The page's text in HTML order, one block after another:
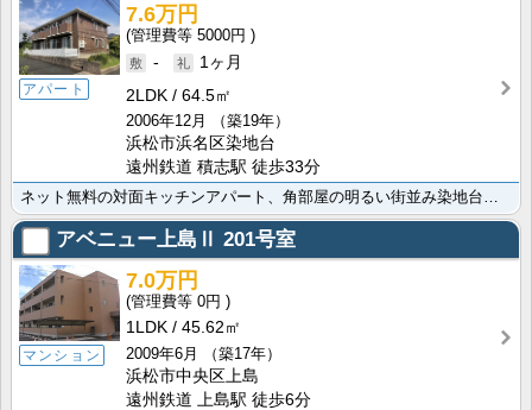
アパート
7.6万円
5000円
-
1ヶ月
2LDK
64.5㎡
2006年12月
（築19年）
浜松市浜名区染地台
遠州鉄道 積志駅 徒歩33分
ネット無料の対面キッチンアパート、角部屋の明るい街並み染地台で住宅メーカーアパート登場☆カップルの方･･･
アベニュー上島Ⅱ 201号室
マンション
7.0万円
0円
1LDK
45.62㎡
2009年6月
（築17年）
浜松市中央区上島
遠州鉄道 上島駅 徒歩6分